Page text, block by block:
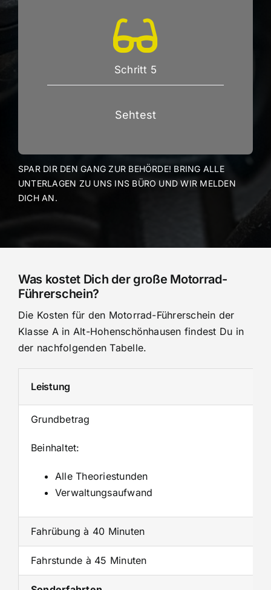
Schritt 5
Sehtest
SPAR DIR DEN GANG ZUR BEHÖRDE! BRING ALLE
UNTERLAGEN ZU UNS INS BÜRO UND WIR MELDEN
DICH AN.
Was kostet Dich der große Motorrad-
Führerschein?
Die Kosten für den Motorrad-Führerschein der
Klasse A in Alt-Hohenschönhausen findest Du in
der nachfolgenden Tabelle.
Leistung
Grundbetrag
Beinhaltet:
Alle Theoriestunden
Verwaltungsaufwand
Fahrübung à 40 Minuten
Fahrstunde à 45 Minuten